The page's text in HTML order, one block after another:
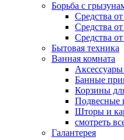
Борьба с
Средства
Средства
Средства
Бытовая техника
Ванная комната
Банные
Корзины
Подвесные
Шторы и
смотреть
Галантерея